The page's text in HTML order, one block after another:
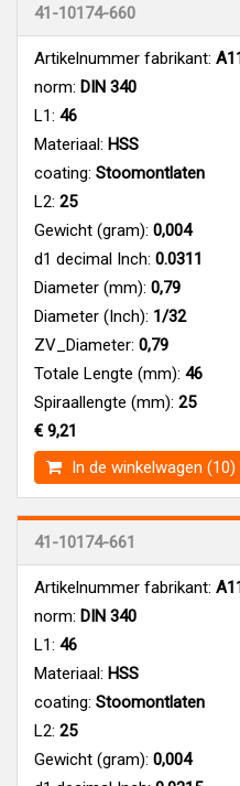
41-10174-660
Artikelnummer fabrikant:
norm: DIN 340
L1: 46
Materiaal: HSS
coating: Stoomontlaten
L2: 25
Gewicht (gram): 0,004
d1 decimal Inch: 0.0311
Diameter (mm): 0,79
Diameter (Inch): 1/32
ZV_Diameter: 0,79
Totale Lengte (mm): 46
Spiraallengte (mm): 25
€ 9,21
In de winkelwagen (10)
41-10174-661
Artikelnummer fabrikant:
norm: DIN 340
L1: 46
Materiaal: HSS
coating: Stoomontlaten
L2: 25
Gewicht (gram): 0,004